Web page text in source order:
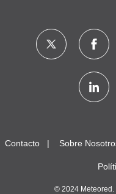
Contacto Sobre
© 2024 Meteored.